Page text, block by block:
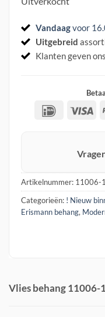
Vandaagvoor
Uitgebreid
Klanten geven
IDeal
Artikelnummer: 11006-
Categorieën: ! Nieuw
Erismann behang,
Vlies behang 11006-